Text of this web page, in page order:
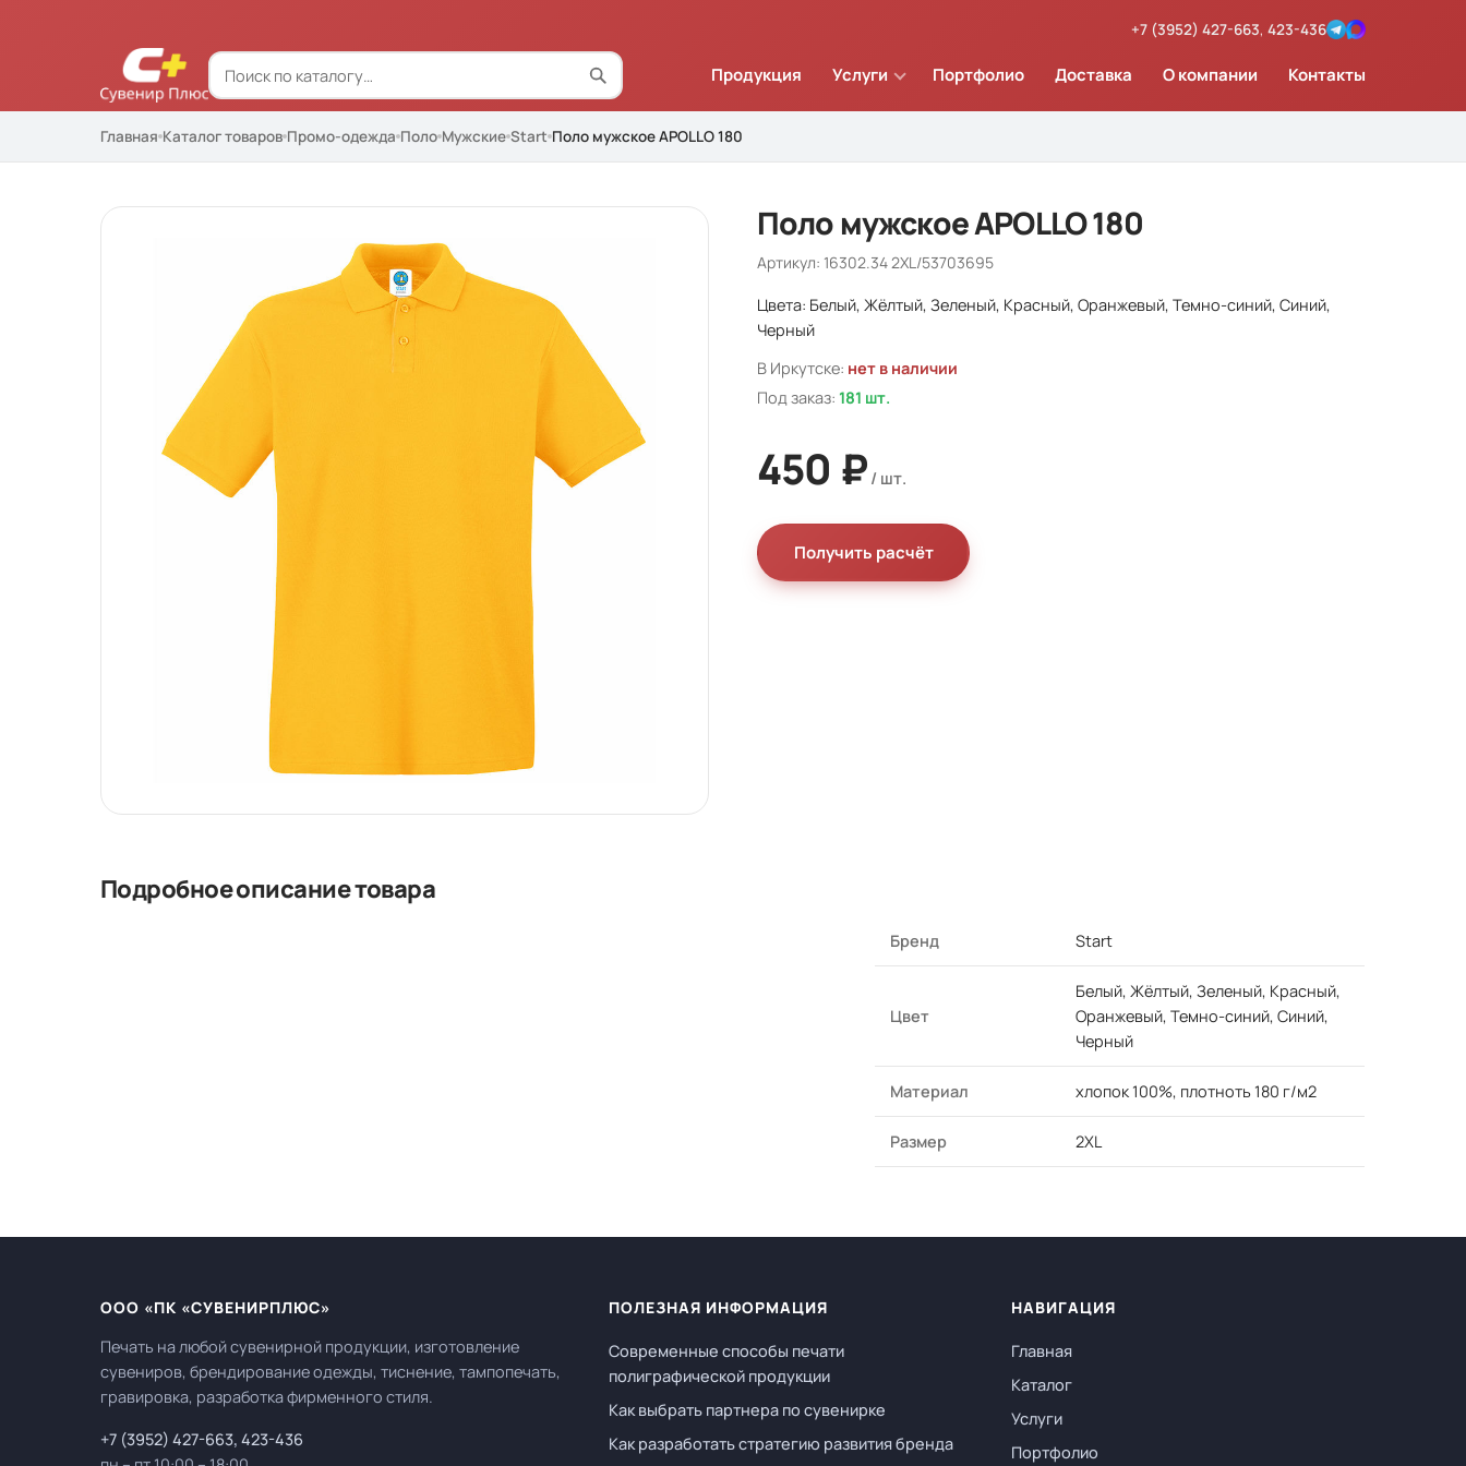
+7 (3952) 427-663, 423-436
Продукция Услуги Портфолио Доставка О компании Контакты
Главная Каталог товаров Промо-одежда Поло Мужские Start Поло мужское APOLLO 180
Поло мужское APOLLO 180
Артикул: 16302.34 2XL/53703695
Цвета: Белый, Жёлтый, Зеленый, Красный, Оранжевый, Темно-синий, Синий,
Черный
В Иркутске: нет в наличии
Под заказ: 181 шт.
450 ₽
Получить расчёт
Подробное описание товара
Бренд Start
Цвет
Белый, Жёлтый, Зеленый, Красный,
Оранжевый, Темно-синий, Синий,
Черный
Материал хлопок 100%, плотноть 180 г/м2
Размер 2XL
ООО «ПК «СУВЕНИРПЛЮС»
Печать на любой сувенирной продукции, изготовление
сувениров, брендирование одежды, тиснение, тампопечать,
гравировка, разработка фирменного стиля.
+7 (3952) 427-663, 423-436
ПОЛЕЗНАЯ ИНФОРМАЦИЯ
Современные способы печати
полиграфической продукции
Как выбрать партнера по сувенирке
Как разработать стратегию развития бренда
НАВИГАЦИЯ
Главная
Каталог
Услуги
Портфолио